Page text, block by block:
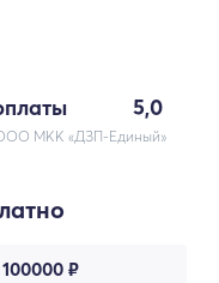
5,0
МКК «ДЗП-Единый»
100000 ₽